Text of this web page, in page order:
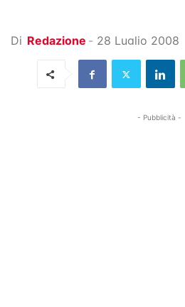
Di Redazione - 28 Luglio 2008
- Pubblicità -